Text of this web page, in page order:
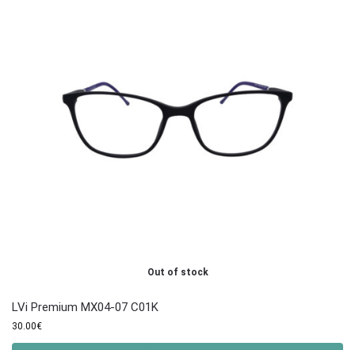
Out of stock
LVi Premium MΧ04-07 C01K
30.00€